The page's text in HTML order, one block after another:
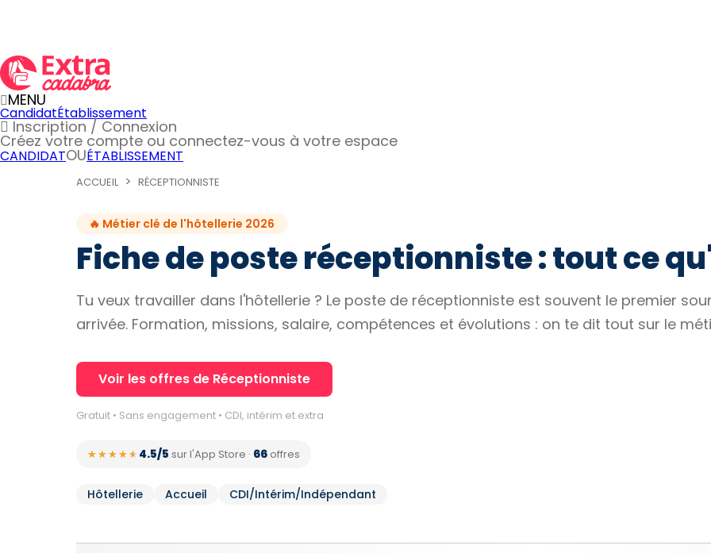
MENU
CandidatÉtablissement
Inscription / Connexion
Créez votre compte ou connectez-vous à votre espace
CANDIDATOUÉTABLISSEMENT
ACCUEIL RÉCEPTIONNISTE
🔥 Métier clé de l'hôtellerie 2026
Fiche de poste réceptionniste : tout ce
Tu veux travailler dans l'hôtellerie ? Le poste de réceptionniste est souvent le premier
arrivée. Formation, missions, salaire, compétences et évolutions : on te dit tout sur le
Voir les offres de Réceptionniste
Gratuit • Sans engagement • CDI, intérim et extra
★★★★★
★★★★★ 4.5/5 sur l'App Store · 66 offres
Hôtellerie Accueil CDI/Intérim/Indépendant